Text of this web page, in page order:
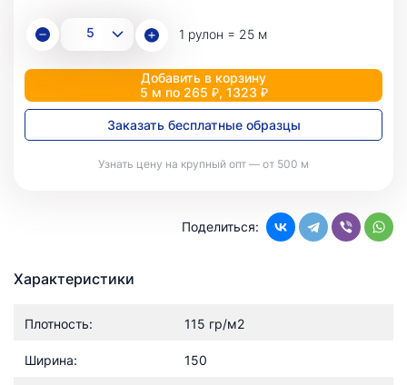
1 рулон = 25 м
Добавить в корзину
5 м по 265 ₽, 1323 ₽
Заказать бесплатные образцы
Узнать цену на крупный опт — от 500 м
Поделиться:
Характеристики
Плотность: 115 гр/м2
Ширина: 150